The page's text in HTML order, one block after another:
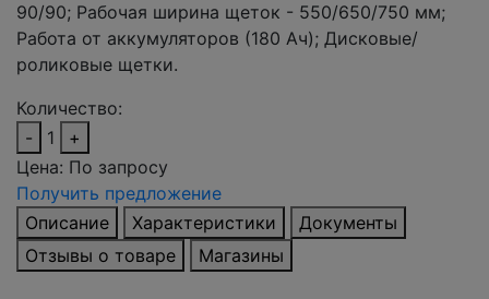
90/90; Рабочая ширина щеток - 550/650/750 мм;
Работа от аккумуляторов (180 Ач); Дисковые/
роликовые щетки.
Количество:
-
1
+
Цена: По запросу
Получить предложение
Описание
Характеристики
Документы
Отзывы о товаре
Магазины